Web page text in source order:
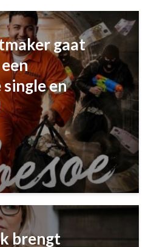
gaat
een
en
brengt